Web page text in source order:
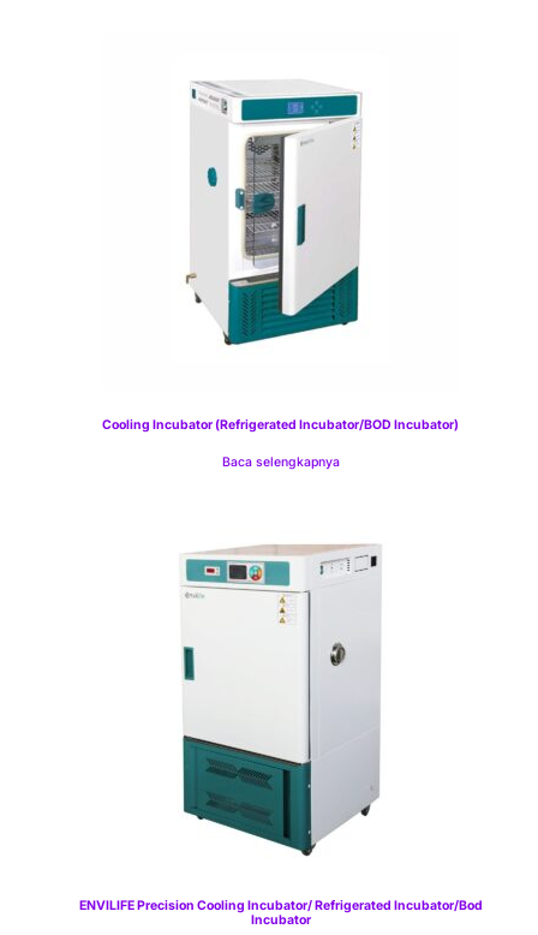
Cooling Incubator (Refrigerated Incubator/BOD Incubator)
Baca selengkapnya
ENVILIFE Precision Cooling Incubator/ Refrigerated Incubator/Bod
Incubator